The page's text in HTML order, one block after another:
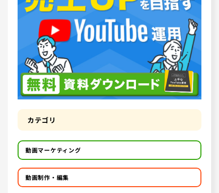
カテゴリ
動画マーケティング
動画制作・編集